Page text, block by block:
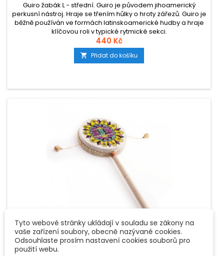
Guiro žabák L - střední. Guiro je původem jihoamerický
perkusní nástroj. Hraje se třením hůlky o hroty zářezů. Guiro je
běžně používán ve formách latinskoamerické hudby a hraje
klíčovou roli v typické rytmické sekci.
440 Kč
 Přidat do košíku
ZNAČKA:ETNO
ETNO - BUDHISTICKÝ MEDITAČNÍ BUBÍNEK
Tyto webové stránky ukládají v souladu se zákony na
vaše zařízení soubory, obecně nazývané cookies.
Odsouhlaste prosím nastavení cookies souborů pro
použití webu.